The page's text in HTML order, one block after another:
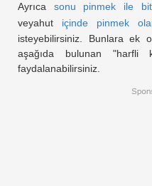
Ayrıca sonu pinmek ile
veyahut içinde pinmek
isteyebilirsiniz. Bunlara ek
aşağıda bulunan "harfli
faydalanabilirsiniz.